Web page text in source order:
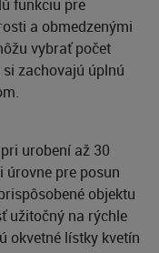
funkciu pre
a obmedzenými
vybrať počet
zachovajú úplnú
urobení až 30
úrovne pre posun
objektu
užitočný na rýchle
okvetné lístky kvetín